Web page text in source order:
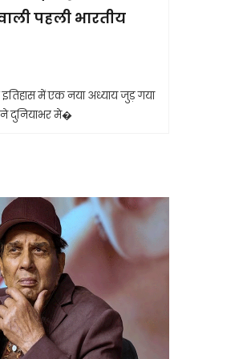
पहली भारतीय
में एक नया अध्याय जुड़ गया
ने दुनियाभर मे�